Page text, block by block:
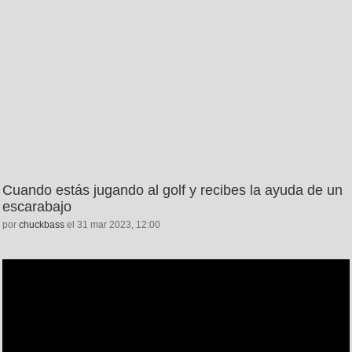
Cuando estás jugando al golf y recibes la ayuda de un
escarabajo
por chuckbass el 31 mar 2023, 12:00